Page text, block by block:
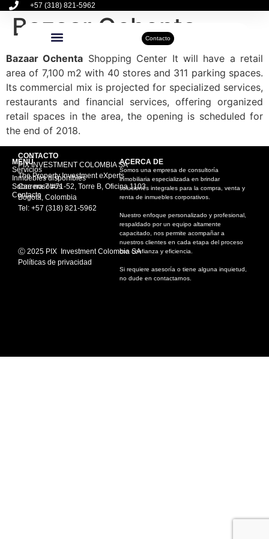
+57 (318) 821-5962
Contacto
Bazaar Ochenta
Bazaar Ochenta Shopping Center It will have a retail
area of 7,100 m2 with 40 stores and 311 parking spaces.
Its commercial mix is projected for specialized services,
restaurants and financial services, offering organized
retail spaces in the area, the opening is scheduled for
the end of 2018.
MENÚ
Servicios
Inmuebles disponibles
Sobre nosotros
Contacto
ACERCA DE
Somos una empresa de consultoría
inmobiliaria especializada en brindar
soluciones integrales para la compra, venta y
renta de inmuebles corporativos.
Nuestro enfoque personalizado y profesional,
respaldado por un equipo altamente
capacitado, nos permite acompañar a
nuestros clientes en cada etapa del proceso
con confianza y eficiencia.
Si requiere asesoría o tiene alguna inquietud,
no dude en contactarnos.
CONTACTO
PIX INVESTMENT COLOMBIA SA
The Property Investment eXperts
Carrera 7 #71-52, Torre B, Oficina 1103
Bogotá, Colombia
Tel: +57 (318) 821-5962
Ⓒ 2025 PIX Investment Colombia SA
Políticas de privacidad